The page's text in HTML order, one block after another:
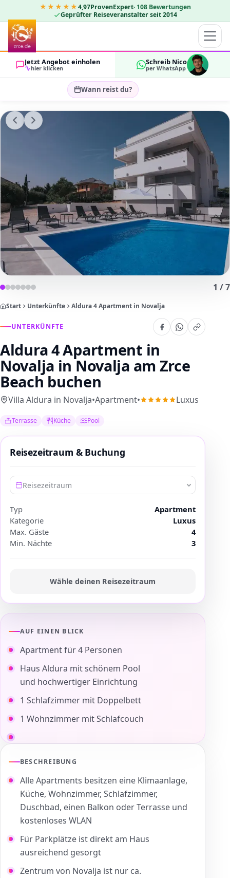
★★★★★4,97ProvenExpert· 108 Bewertungen
Geprüfter Reiseveranstalter seit 2014
Jetzt Angebot einholen
hier klicken
Schreib Nico
per WhatsApp
Wann reist du?
Reisezeitraum wählen…
GÄSTE
OK
1 /7
Start Unterkünfte Aldura 4 Apartment in Novalja
UNTERKÜNFTE
Aldura 4 Apartment in
Novalja in Novalja am Zrce
Beach buchen
Villa Aldura in Novalja•Apartment• Luxus
Terrasse Küche Pool
AUF EINEN BLICK
Apartment für 4 Personen
Haus Aldura mit schönem Pool
und hochwertiger Einrichtung
1 Schlafzimmer mit Doppelbett
1 Wohnzimmer mit Schlafcouch
BESCHREIBUNG
Alle Apartments besitzen eine Klimaanlage,
Küche, Wohnzimmer, Schlafzimmer,
Duschbad, einen Balkon oder Terrasse und
kostenloses WLAN
Für Parkplätze ist direkt am Haus
ausreichend gesorgt
Zentrum von Novalja ist nur ca.
Reisezeitraum & Buchung
Reisezeitraum
Typ
Apartment
Kategorie
Luxus
Max. Gäste
4
Min. Nächte
3
Wähle deinen Reisezeitraum